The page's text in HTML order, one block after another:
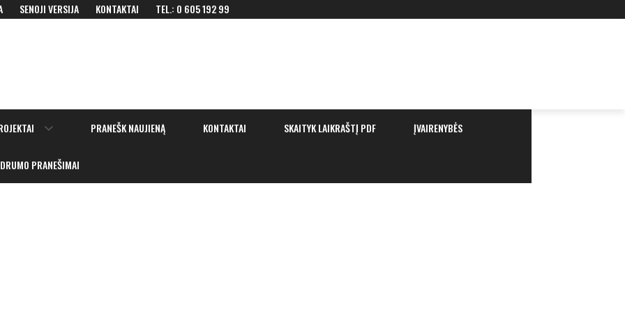
SENOJI VERSIJA KONTAKTAI TEL.: 0 605 192 99
Show
PRANEŠK NAUJIENĄ KONTAKTAI SKAITYK LAIKRAŠTĮ PDF ĮVAIRENYBĖS
PRANEŠIMAI